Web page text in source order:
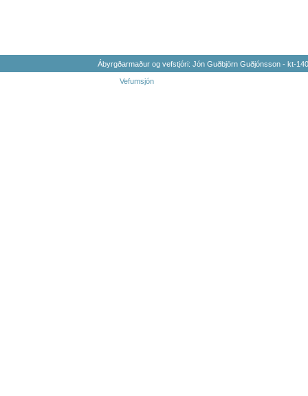
Ábyrgðarmaður og vefstjóri: Jón Guðbjörn Guðjónsson - kt-
Vefumsjón